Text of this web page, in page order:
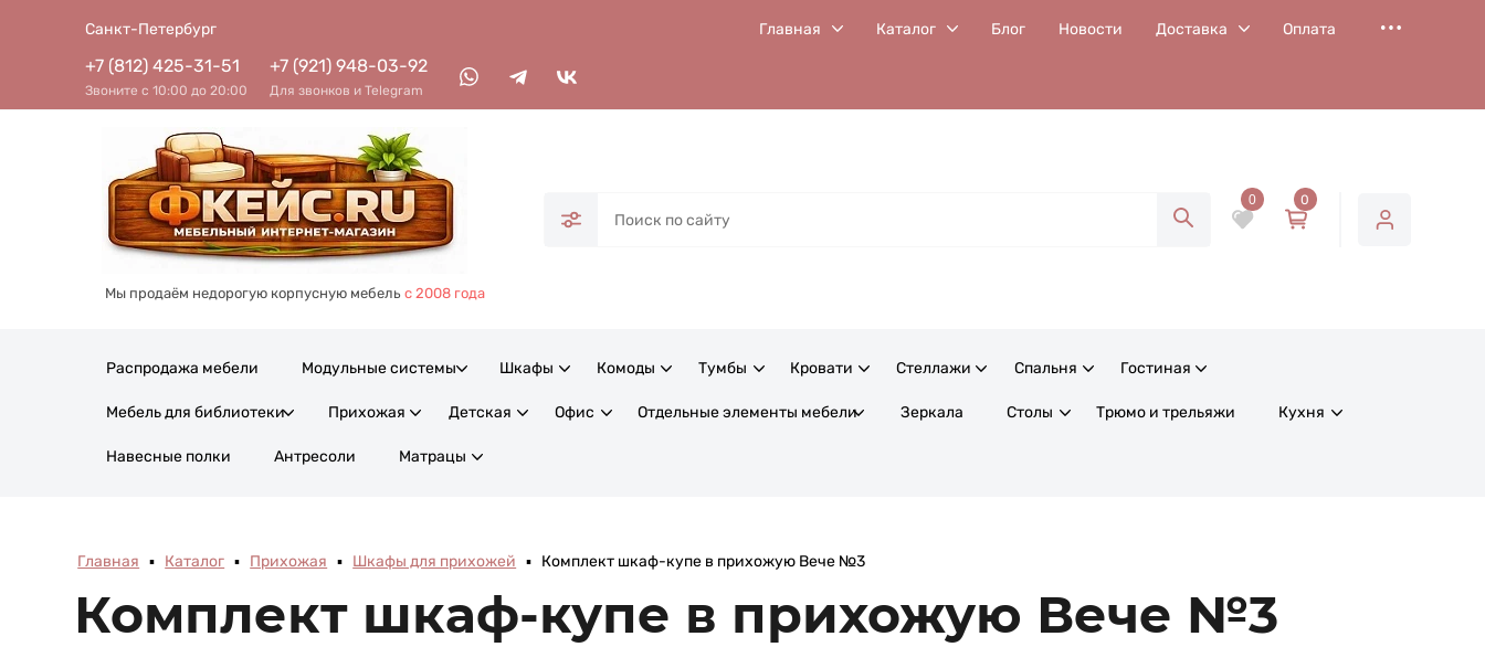
Cанкт-Петербург Главная Каталог Блог Новости Доставка Оплата
+7 (812) 425-31-51
Звоните с 10:00 до 20:00
+7 (921) 948-03-92
Для звонков и Telegram
Мы продаём недорогую корпусную мебельс 2008 года
0 0
Распродажа мебели Модульные системы Шкафы Комоды Тумбы Кровати Стеллажи Спальня Гостиная
Мебель для библиотеки Прихожая Детская Офис Отдельные элементы мебели Зеркала Столы Трюмо и трельяжи Кухня
Навесные полки Антресоли Матрацы
Главная ▪ Каталог ▪ Прихожая ▪ Шкафы для прихожей ▪ Комплект шкаф-купе в прихожую Вече №3
Комплект шкаф-купе в прихожую Вече №3